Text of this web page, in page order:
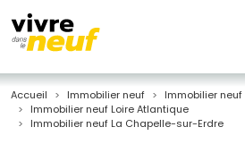
Accueil Immobilier neuf
Immobilier
Immobilier neuf Loire Atlantique
Immobilier neuf La Chapelle-sur-Erdre